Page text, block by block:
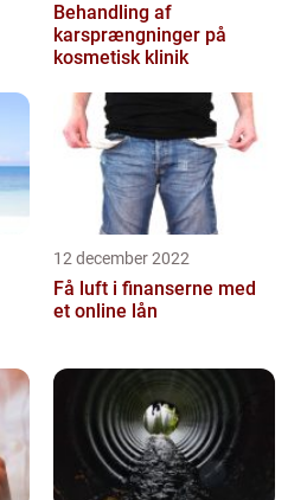
Behandling af
karsprængninger på
kosmetisk klinik
12 december 2022
Få luft i finanserne med
et online lån